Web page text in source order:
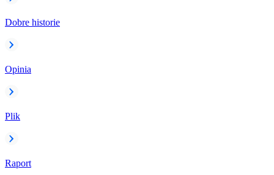
Dobre historie
Opinia
Plik
Raport